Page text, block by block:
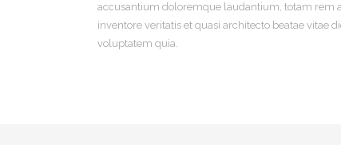
accusantium doloremque laudantium, totam rem
inventore veritatis et quasi architecto beatae vitae
voluptatem quia.